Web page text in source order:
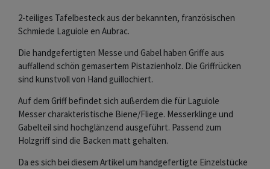
2-teiliges Tafelbesteck aus der bekannten, französischen
Schmiede Laguiole en Aubrac.
Die handgefertigten Messe und Gabel haben Griffe aus
auffallend schön gemasertem Pistazienholz. Die Griffrücken
sind kunstvoll von Hand guillochiert.
Auf dem Griff befindet sich außerdem die für Laguiole
Messer charakteristische Biene/Fliege. Messerklinge und
Gabelteil sind hochglänzend ausgeführt. Passend zum
Holzgriff sind die Backen matt gehalten.
Da es sich bei diesem Artikel um handgefertigte Einzelstücke